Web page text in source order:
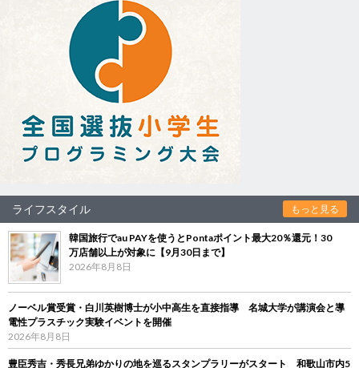
ライフスタイル もっと見る
韓国旅行でau PAYを使うとPontaポイント最大20％還元！30
万店舗以上が対象に【9月30日まで】
2026年8月8日
ノーベル賞受賞・白川英樹博士が小中高生を直接指導 名城大学が講演会と導
電性プラスチック実験イベントを開催
2026年8月8日
豊臣秀吉・秀長兄弟ゆかりの地を巡るスタンプラリーがスタート 和歌山市内5